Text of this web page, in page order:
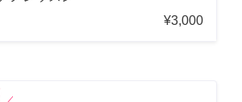
¥3,000